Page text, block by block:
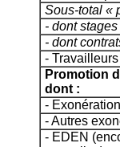
Sous-total «
- dont
- dont
-
Promotion
dont :
-
- Autres
- EDEN